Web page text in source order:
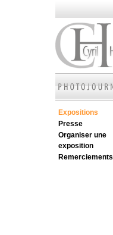
Expositions
Presse
Organiser une
exposition
Remerciements